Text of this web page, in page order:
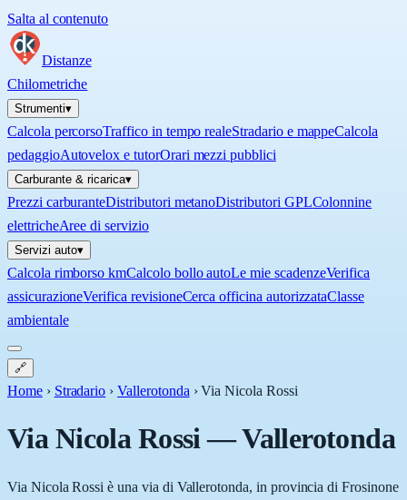
Salta al contenuto
Distanze
Chilometriche
Strumenti▾
Calcola percorsoTraffico in tempo realeStradario e mappeCalcola
pedaggioAutovelox e tutorOrari mezzi pubblici
Carburante & ricarica▾
Prezzi carburanteDistributori metanoDistributori GPLColonnine
elettricheAree di servizio
Servizi auto▾
Calcola rimborso kmCalcolo bollo autoLe mie scadenzeVerifica
assicurazioneVerifica revisioneCerca officina autorizzataClasse
ambientale
🔗
Home › Stradario › Vallerotonda ›Via Nicola Rossi
Via Nicola Rossi—Vallerotonda
Via Nicola Rossi è una via di Vallerotonda, in provincia di Frosinone